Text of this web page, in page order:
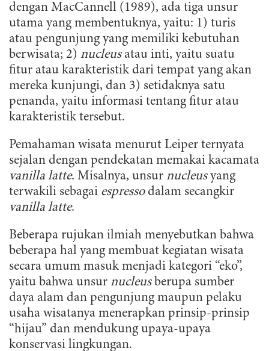
dengan MacCannell (1989), ada tiga unsur
utama yang membentuknya, yaitu: 1) turis
atau pengunjung yang memiliki kebutuhan
berwisata; 2) nucleusatau inti, yaitu suatu
fitur atau karakteristik dari tempat yang akan
mereka kunjungi, dan 3) setidaknya satu
penanda, yaitu informasi tentang fitur atau
karakteristik tersebut.
Pemahaman wisata menurut Leiper ternyata
sejalan dengan pendekatan memakai kacamata
vanilla latte. Misalnya, unsur nucleusyang
terwakili sebagai espressodalam secangkir
vanilla latte.
Beberapa rujukan ilmiah menyebutkan bahwa
beberapa hal yang membuat kegiatan wisata
secara umum masuk menjadi kategori “eko”,
yaitu bahwa unsur nucleusberupa sumber
daya alam dan pengunjung maupun pelaku
usaha wisatanya menerapkan prinsip-prinsip
“hijau” dan mendukung upaya-upaya
konservasi lingkungan.